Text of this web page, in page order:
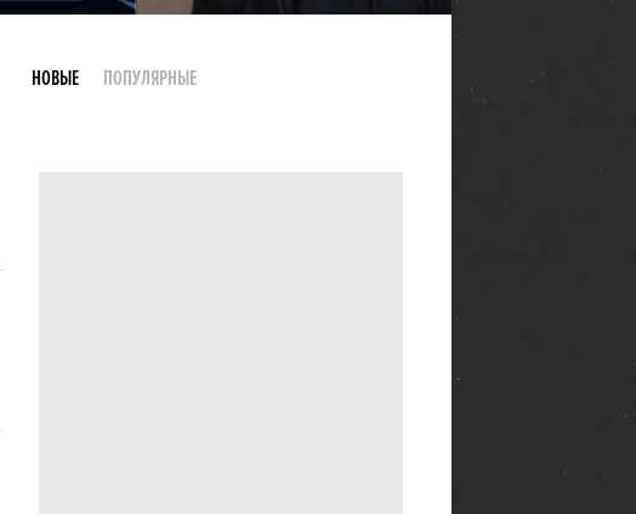
НОВЫЕ ПОПУЛЯРНЫЕ